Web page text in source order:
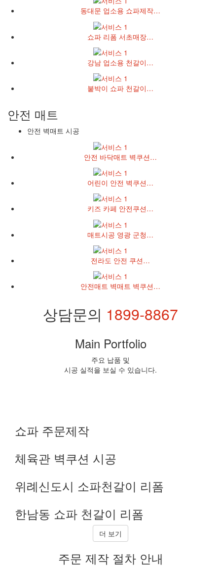
동대문 업소용 쇼파제작…
쇼파 리폼 서초매장…
강남 업소용 천갈이…
붙박이 쇼파 천갈이…
안전 매트
안전 벽매트 시공
안전 바닥매트 벽쿠션…
어린이 안전 벽쿠션…
키즈 카페 안전쿠션…
매트시공 영광 군청…
전라도 안전 쿠션…
안전매트 벽매트 벽쿠션…
상담문의 1899-8867
Main Portfolio
주요 납품 및
시공 실적을 보실 수 있습니다.
쇼파 주문제작
체육관 벽쿠션 시공
위례신도시 소파천갈이 리폼
한남동 쇼파 천갈이 리폼
더 보기
주문 제작 절차 안내